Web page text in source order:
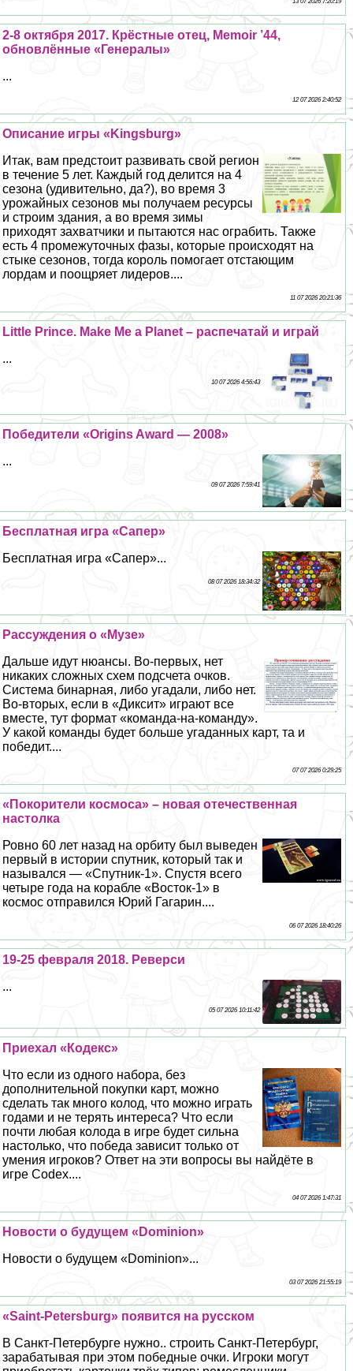
2-8 октября 2017. Крёстные отец, Memoir ’44,
обновлённые «Генералы»
...
12 07 2026 2:40:52
Описание игры «Kingsburg»
Итак, вам предстоит развивать свой регион
в течение 5 лет. Каждый год делится на 4
сезона (удивительно, да?), во время 3
урожайных сезонов мы получаем ресурсы
и строим здания, а во время зимы
приходят захватчики и пытаются нас ограбить. Также
есть 4 промежуточных фазы, которые происходят на
стыке сезонов, тогда король помогает отстающим
лордам и поощряет лидеров....
11 07 2026 20:21:36
Little Prince. Make Me a Planet – распечатай и играй
...
10 07 2026 4:56:43
Победители «Origins Award — 2008»
...
09 07 2026 7:59:41
Бесплатная игра «Сапер»
Бесплатная игра «Сапер»...
08 07 2026 18:34:32
Рассуждения о «Музе»
Дальше идут нюансы. Во-первых, нет
никаких сложных схем подсчета очков.
Система бинарная, либо угадали, либо нет.
Во-вторых, если в «Диксит» играют все
вместе, тут формат «комaнда-на-комaнду».
У какой комaнды будет больше угаданных карт, та и
победит....
07 07 2026 0:29:25
«Покорители космоса» – новая отечественная
настолка
Ровно 60 лет назад на орбиту был выведен
первый в истории спутник, который так и
назывался — «Спутник-1». Спустя всего
четыре года на корабле «Восток-1» в
космос отправился Юрий Гагарин....
06 07 2026 18:40:26
19-25 февраля 2018. Реверси
...
05 07 2026 10:11:42
Приехал «Кодекс»
Что если из одного набора, без
дополнительной покупки карт, можно
сделать так много колод, что можно играть
годами и не терять интереса? Что если
почти любая колода в игре будет сильна
настолько, что победа зависит только от
умения игроков? Ответ на эти вопросы вы найдёте в
игре Codex....
04 07 2026 1:47:31
Новости о будущем «Dominion»
Новости о будущем «Dominion»...
03 07 2026 21:55:19
«Saint-Petersburg» появится на русском
В Санкт-Петербурге нужно.. строить Санкт-Петербург,
заpaбатывая при этом победные очки. Игроки могут